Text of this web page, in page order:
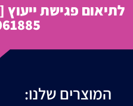
לתיאום פגישת ייעוץ
המוצרים שלנו: